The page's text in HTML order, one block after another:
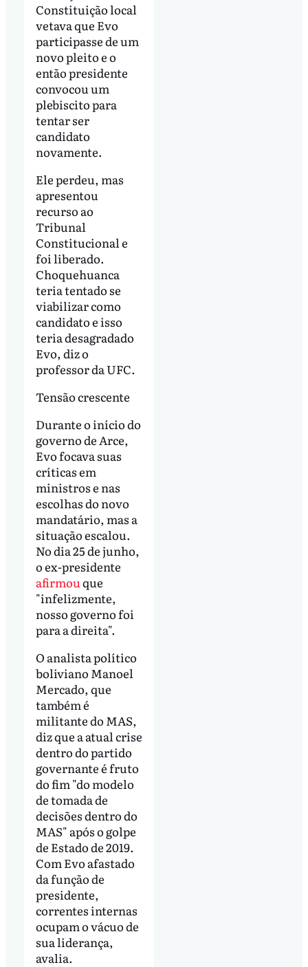
Constituição local
vetava que Evo
participasse de um
novo pleito e o
então presidente
convocou um
plebiscito para
tentar ser
candidato
novamente.
Ele perdeu, mas
apresentou
recurso ao
Tribunal
Constitucional e
foi liberado.
Choquehuanca
teria tentado se
viabilizar como
candidato e isso
teria desagradado
Evo, diz o
professor da UFC.
Tensão crescente
Durante o início do
governo de Arce,
Evo focava suas
críticas em
ministros e nas
escolhas do novo
mandatário, mas a
situação escalou.
No dia 25 de junho,
o ex-presidente
afirmou que
"infelizmente,
nosso governo foi
para a direita".
O analista político
boliviano Manoel
Mercado, que
também é
militante do MAS,
diz que a atual crise
dentro do partido
governante é fruto
do fim "do modelo
de tomada de
decisões dentro do
MAS" após o golpe
de Estado de 2019.
Com Evo afastado
da função de
presidente,
correntes internas
ocupam o vácuo de
sua liderança,
avalia.